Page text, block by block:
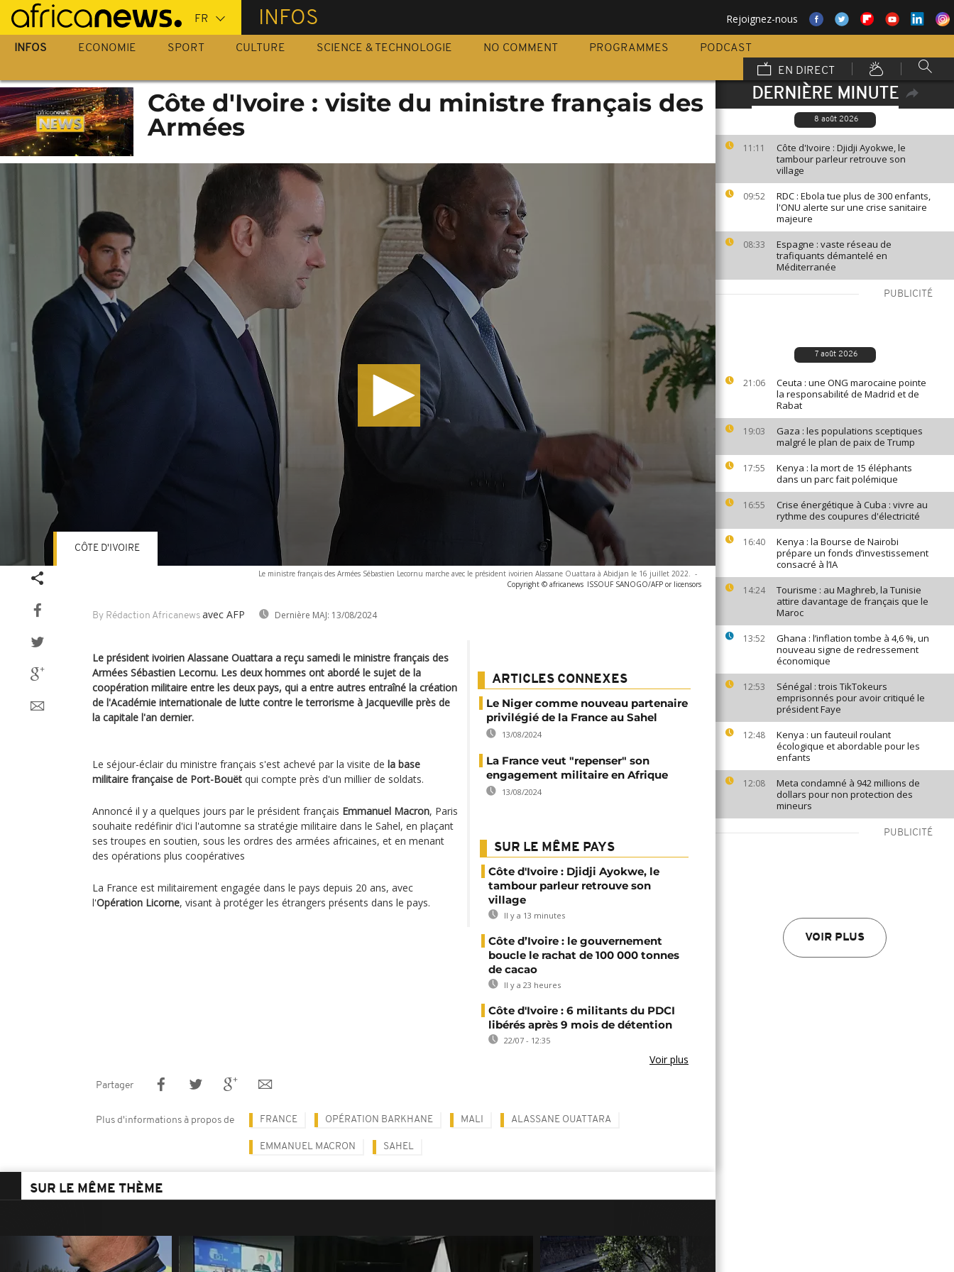
Passer
au
contenu
INFOS Rejoignez-nous
INFOS ECONOMIE SPORT CULTURE SCIENCE & TECHNOLOGIE NO COMMENT PROGRAMMES
PODCAST
EN DIRECT
DERNIÈRE MINUTE
8 août 2026
11:11
Côte d'Ivoire : Djidji Ayokwe, le
tambour parleur retrouve son
village
09:52
RDC : Ebola tue plus de 300 enfants,
l'ONU alerte sur une crise sanitaire
majeure
08:33
Espagne : vaste réseau de
trafiquants démantelé en
Méditerranée
PUBLICITÉ
7 août 2026
21:06
Ceuta : une ONG marocaine pointe
la responsabilité de Madrid et de
Rabat
19:03
Gaza : les populations sceptiques
malgré le plan de paix de Trump
17:55
Kenya : la mort de 15 éléphants
dans un parc fait polémique
16:55
Crise énergétique à Cuba : vivre au
rythme des coupures d'électricité
16:40
Kenya : la Bourse de Nairobi
prépare un fonds d’investissement
consacré à l’IA
14:24
Tourisme : au Maghreb, la Tunisie
attire davantage de français que le
Maroc
13:52
Ghana : l’inflation tombe à 4,6 %, un
nouveau signe de redressement
économique
12:53
Sénégal : trois TikTokeurs
emprisonnés pour avoir critiqué le
président Faye
12:48
Kenya : un fauteuil roulant
écologique et abordable pour les
enfants
12:08
Meta condamné à 942 millions de
dollars pour non protection des
mineurs
PUBLICITÉ
VOIR PLUS
Côte d'Ivoire : visite du ministre français des
Armées
Le ministre français des Armées Sébastien Lecornu marche avec le président ivoirien Alassane Ouattara à Abidjan le 16 juillet 2022. -
Copyright © africanews ISSOUF SANOGO/AFP or licensors
By Rédaction Africanews avec AFP Dernière MAJ: 13/08/2024
CÔTE D'IVOIRE
Le président ivoirien Alassane Ouattara a reçu samedi le ministre français des
Armées Sébastien Lecornu. Les deux hommes ont abordé le sujet de la
coopération militaire entre les deux pays, qui a entre autres entraîné la création
de l'Académie internationale de lutte contre le terrorisme à Jacqueville près de
la capitale l'an dernier.
Le séjour-éclair du ministre français s'est achevé par la visite de la base
militaire française de Port-Bouët qui compte près d'un millier de soldats.
Annoncé il y a quelques jours par le président français Emmanuel Macron, Paris
souhaite redéfinir d'ici l'automne sa stratégie militaire dans le Sahel, en plaçant
ses troupes en soutien, sous les ordres des armées africaines, et en menant
des opérations plus coopératives
La France est militairement engagée dans le pays depuis 20 ans, avec
l'Opération Licorne, visant à protéger les étrangers présents dans le pays.
ARTICLES CONNEXES
Le Niger comme nouveau partenaire
privilégié de la France au Sahel
13/08/2024
La France veut "repenser" son
engagement militaire en Afrique
13/08/2024
SUR LE MÊME PAYS
Côte d'Ivoire : Djidji Ayokwe, le
tambour parleur retrouve son
village
Il y a 13 minutes
Côte d’Ivoire : le gouvernement
boucle le rachat de 100 000 tonnes
de cacao
Il y a 23 heures
Côte d'Ivoire : 6 militants du PDCI
libérés après 9 mois de détention
22/07 - 12:35
Voir plus
Partager
Plus d'informations à propos de FRANCE OPÉRATION BARKHANE MALI ALASSANE OUATTARA
EMMANUEL MACRON SAHEL
SUR LE MÊME THÈME